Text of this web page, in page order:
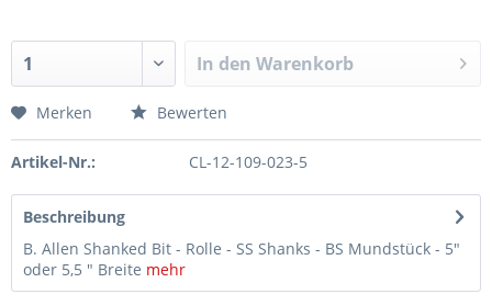
In den Warenkorb
Merken Bewerten
Artikel-Nr.: CL-12-109-023-5
Beschreibung
B. Allen Shanked Bit - Rolle - SS Shanks - BS Mundstück - 5"
oder 5,5 " Breite mehr